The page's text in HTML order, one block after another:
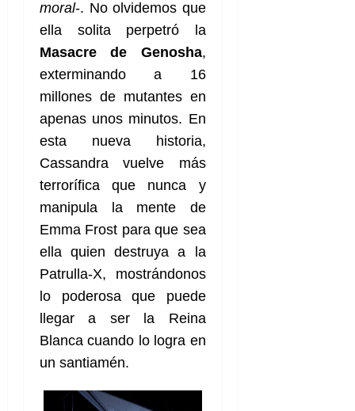
moral-. No olvidemos que
ella solita perpetró la
Masacre de Genosha,
exterminando a 16
millones de mutantes en
apenas unos minutos. En
esta nueva historia,
Cassandra vuelve más
terrorífica que nunca y
manipula la mente de
Emma Frost para que sea
ella quien destruya a la
Patrulla-X, mostrándonos
lo poderosa que puede
llegar a ser la Reina
Blanca cuando lo logra en
un santiamén.